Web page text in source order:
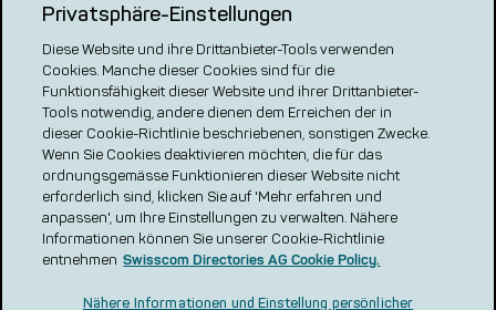
Unsere Plattformen
local.ch
search.ch
VERGLEICH CH
renovero
Localcities
Privatsphäre-Einstellungen
Diese Website und ihre Drittanbieter-Tools verwenden
Cookies. Manche dieser Cookies sind für die
Funktionsfähigkeit dieser Website und ihrer Drittanbieter-
Tools notwendig, andere dienen dem Erreichen der in
dieser Cookie-Richtlinie beschriebenen, sonstigen Zwecke.
Wenn Sie Cookies deaktivieren möchten, die für das
ordnungsgemässe Funktionieren dieser Website nicht
erforderlich sind, klicken Sie auf 'Mehr erfahren und
anpassen', um Ihre Einstellungen zu verwalten. Nähere
Informationen können Sie unserer Cookie-Richtlinie
entnehmen Swisscom Directories AG Cookie Policy.
Nähere Informationen und Einstellung persönlicher